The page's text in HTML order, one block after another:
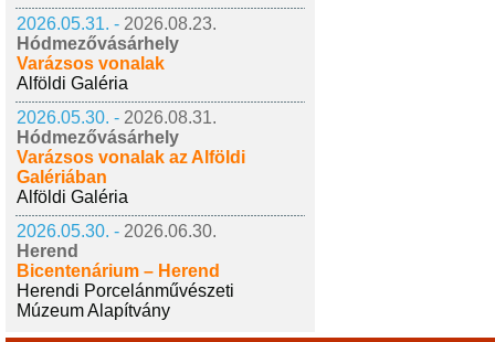
2026.05.31. - 2026.08.23.
Hódmezővásárhely
Varázsos vonalak
Alföldi Galéria
2026.05.30. - 2026.08.31.
Hódmezővásárhely
Varázsos vonalak az Alföldi
Galériában
Alföldi Galéria
2026.05.30. - 2026.06.30.
Herend
Bicentenárium – Herend
Herendi Porcelánművészeti
Múzeum Alapítvány